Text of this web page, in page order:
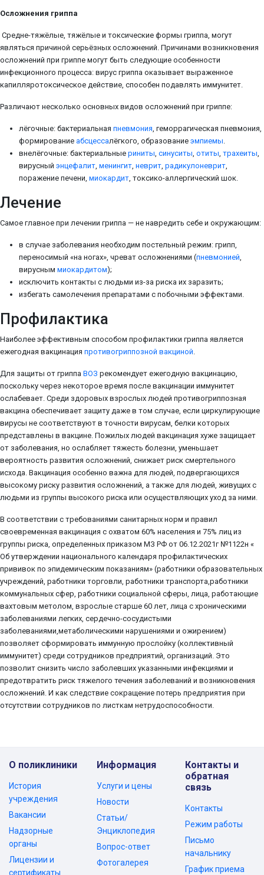
Осложнения гриппа
Средне-тяжёлые, тяжёлые и токсические формы гриппа, могут
являться причиной серьёзных осложнений. Причинами возникновения
осложнений при гриппе могут быть следующие особенности
инфекционного процесса: вирус гриппа оказывает выраженное
капилляротоксическое действие, способен подавлять иммунитет.
Различают несколько основных видов осложнений при гриппе:
лёгочные: бактериальная пневмония, геморрагическая пневмония,
формирование абсцессалёгкого, образование эмпиемы.
внелёгочные: бактериальные риниты, синуситы, отиты, трахеиты,
вирусный энцефалит, менингит, неврит, радикулоневрит,
поражение печени, миокардит, токсико-аллергический шок.
Лечение
Самое главное при лечении гриппа — не навредить себе и окружающим:
в случае заболевания необходим постельный режим: грипп,
переносимый «на ногах», чреват осложнениями (пневмонией,
вирусным миокардитом);
исключить контакты с людьми из-за риска их заразить;
избегать самолечения препаратами с побочными эффектами.
Профилактика
Наиболее эффективным способом профилактики гриппа является
ежегодная вакцинация противогриппозной вакциной.
Для защиты от гриппа ВОЗ рекомендует ежегодную вакцинацию,
поскольку через некоторое время после вакцинации иммунитет
ослабевает. Среди здоровых взрослых людей противогриппозная
вакцина обеспечивает защиту даже в том случае, если циркулирующие
вирусы не соответствуют в точности вирусам, белки которых
представлены в вакцине. Пожилых людей вакцинация хуже защищает
от заболевания, но ослабляет тяжесть болезни, уменьшает
вероятность развития осложнений, снижает риск смертельного
исхода. Вакцинация особенно важна для людей, подвергающихся
высокому риску развития осложнений, а также для людей, живущих с
людьми из группы высокого риска или осуществляющих уход за ними.
В соответствии с требованиями санитарных норм и правил
своевременная вакцинация с охватом 60% населения и 75% лиц из
группы риска, определенных приказом МЗ РФ от 06.12.2021г №1122н «
Об утверждении национального календаря профилактических
прививок по эпидемическим показаниям» (работники образовательных
учреждений, работники торговли, работники транспорта,работники
коммунальных сфер, работники социальной сферы, лица, работающие
вахтовым метолом, взрослые старше 60 лет, лица с хроническими
заболеваниями легких, сердечно-сосудистыми
заболеваниями,метаболическими нарушениями и ожирением)
позволяет сформировать иммунную прослойку (коллективный
иммунитет) среди сотрудников предприятий, организаций. Это
позволит снизить число заболевших указанными инфекциями и
предотвратить риск тяжелого течения заболеваний и возникновения
осложнений. И как следствие сокращение потерь предприятия при
отсутствии сотрудников по листкам нетрудоспособности.
О поликлиники
История
учреждения
Вакансии
Надзорные
органы
Лицензии и
сертификаты
Информация
Услуги и цены
Новости
Статьи/
Энциклопедия
Вопрос-ответ
Фотогалерея
Контакты и
обратная
связь
Контакты
Режим работы
Письмо
начальнику
График приема